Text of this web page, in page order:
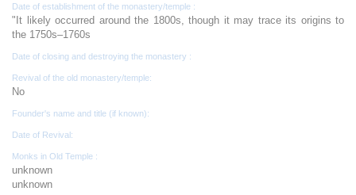
Date of establishment of the monastery/temple :
"It likely occurred around the 1800s, though it may trace its origins to
the 1750s–1760s
Date of closing and destroying the monastery :
Revival of the old monastery/temple:
No
Founder's name and title (if known):
Date of Revival:
Monks in Old Temple :
unknown
unknown